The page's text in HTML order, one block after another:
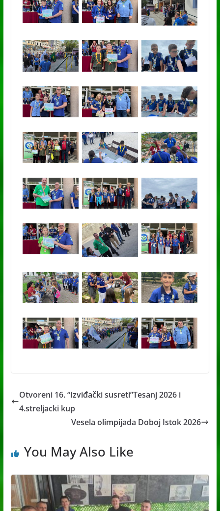
Otvoreni 16. “Izviđački susreti”Tesanj 2026 i
4.streljacki kup
Vesela olimpijada Doboj Istok 2026
You May Also Like